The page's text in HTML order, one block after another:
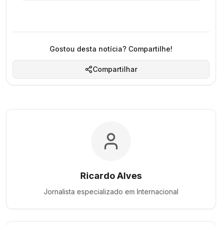
Gostou desta notícia? Compartilhe!
Compartilhar
Ricardo Alves
Jornalista especializado em Internacional